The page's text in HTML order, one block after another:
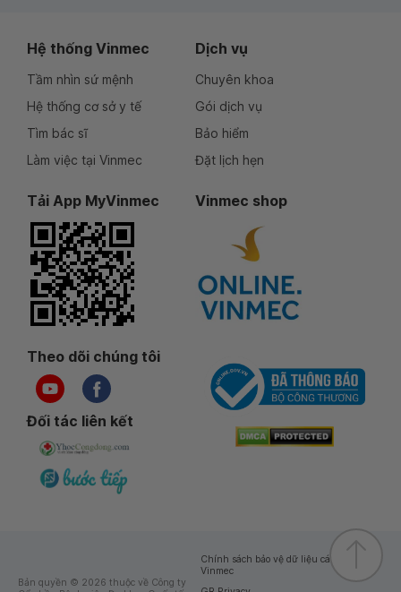
Hệ thống Vinmec
Tầm nhìn sứ mệnh
Hệ thống cơ sở y tế
Tìm bác sĩ
Làm việc tại Vinmec
Dịch vụ
Chuyên khoa
Gói dịch vụ
Bảo hiểm
Đặt lịch hẹn
Tải App MyVinmec Vinmec shop
Theo dõi chúng tôi
Đối tác liên kết
Bản quyền © 2026 thuộc về Công ty
Chính sách bảo vệ dữ liệu cá nhân của
Vinmec